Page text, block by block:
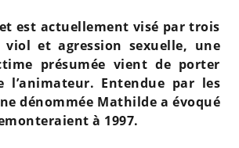
est actuellement visé par trois
et agression sexuelle, une
présumée vient de porter
l’animateur. Entendue par les
dénommée Mathilde a évoqué
à 1997.